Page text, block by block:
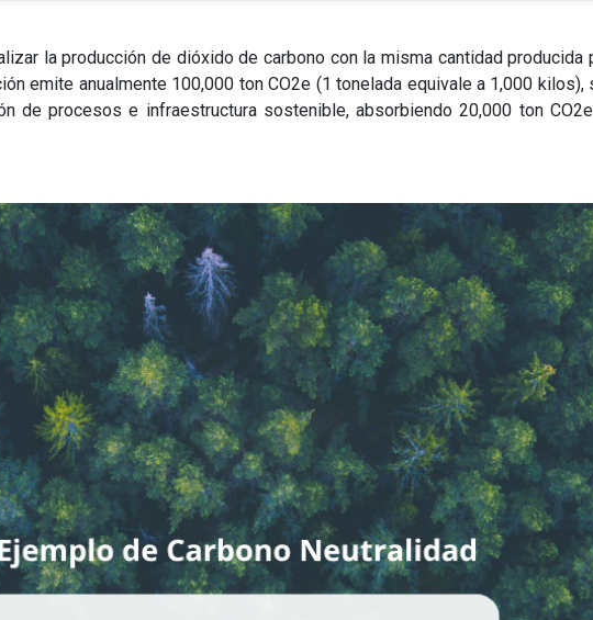
la producción de dióxido de carbono con la misma cantidad producida
emite anualmente 100,000 ton CO2e (1 tonelada equivale a 1,000
de procesos e infraestructura sostenible, absorbiendo 20,000 ton